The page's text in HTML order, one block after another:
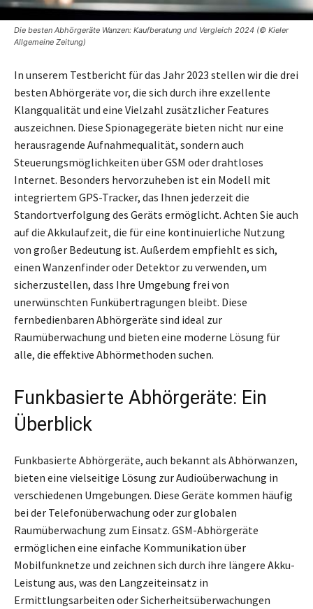
Die besten Abhörgeräte Wanzen: Kaufberatung und Vergleich 2024 (© Kieler
Allgemeine Zeitung)
In unserem Testbericht für das Jahr 2023 stellen wir die drei
besten Abhörgeräte vor, die sich durch ihre exzellente
Klangqualität und eine Vielzahl zusätzlicher Features
auszeichnen. Diese Spionagegeräte bieten nicht nur eine
herausragende Aufnahmequalität, sondern auch
Steuerungsmöglichkeiten über GSM oder drahtloses
Internet. Besonders hervorzuheben ist ein Modell mit
integriertem GPS-Tracker, das Ihnen jederzeit die
Standortverfolgung des Geräts ermöglicht. Achten Sie auch
auf die Akkulaufzeit, die für eine kontinuierliche Nutzung
von großer Bedeutung ist. Außerdem empfiehlt es sich,
einen Wanzenfinder oder Detektor zu verwenden, um
sicherzustellen, dass Ihre Umgebung frei von
unerwünschten Funkübertragungen bleibt. Diese
fernbedienbaren Abhörgeräte sind ideal zur
Raumüberwachung und bieten eine moderne Lösung für
alle, die effektive Abhörmethoden suchen.
Funkbasierte Abhörgeräte: Ein
Überblick
Funkbasierte Abhörgeräte, auch bekannt als Abhörwanzen,
bieten eine vielseitige Lösung zur Audioüberwachung in
verschiedenen Umgebungen. Diese Geräte kommen häufig
bei der Telefonüberwachung oder zur globalen
Raumüberwachung zum Einsatz. GSM-Abhörgeräte
ermöglichen eine einfache Kommunikation über
Mobilfunknetze und zeichnen sich durch ihre längere Akku-
Leistung aus, was den Langzeiteinsatz in
Ermittlungsarbeiten oder Sicherheitsüberwachungen